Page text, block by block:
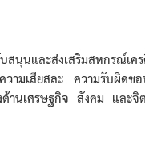
นุนและส่งเสริมสหกรณ์เ
มเสียสละ ความรับผิด
านเศรษฐกิจ สังคม และ